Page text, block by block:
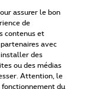
statement
assurer le bon
de
contenus et
avec
des
ou des médias
Attention, le
fonctionnement du